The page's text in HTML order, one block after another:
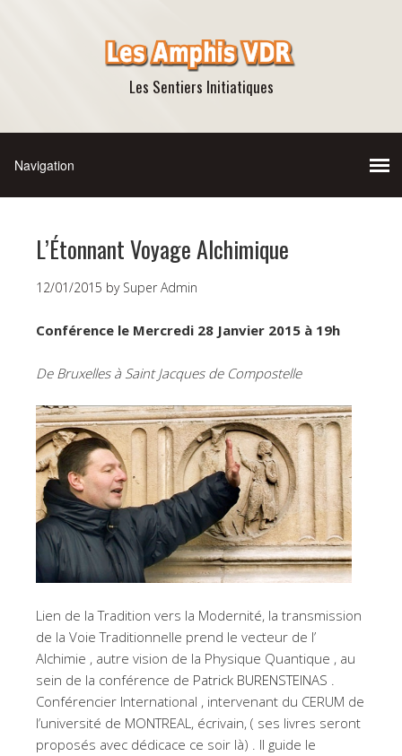
Les Sentiers Initiatiques
L’Étonnant Voyage Alchimique
12/01/2015 by Super Admin
Conférence le Mercredi 28 Janvier 2015 à 19h
De Bruxelles à Saint Jacques de Compostelle
Lien de la Tradition vers la Modernité, la transmission
de la Voie Traditionnelle prend le vecteur de l’
Alchimie , autre vision de la Physique Quantique , au
sein de la conférence de Patrick BURENSTEINAS .
Conférencier International , intervenant du CERUM de
l’université de MONTREAL, écrivain, ( ses livres seront
proposés avec dédicace ce soir là) . Il guide le